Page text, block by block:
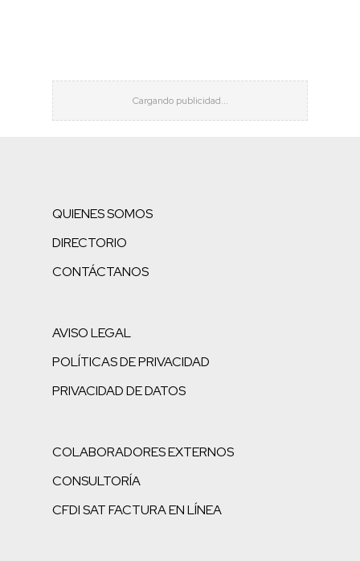
QUIENES SOMOS
DIRECTORIO
CONTÁCTANOS
AVISO LEGAL
POLÍTICAS DE PRIVACIDAD
PRIVACIDAD DE DATOS
COLABORADORES EXTERNOS
CONSULTORÍA
CFDI SAT FACTURA EN LÍNEA